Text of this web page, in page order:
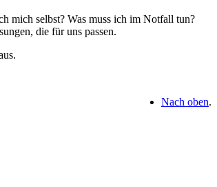
mich selbst? Was muss ich im Notfall tun?
die für uns passen.
Nach oben.